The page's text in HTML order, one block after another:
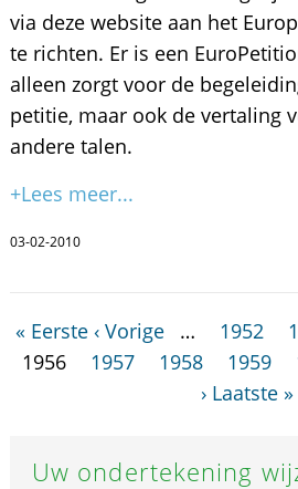
via deze website aan het
te richten. Er is een
alleen zorgt voor de
petitie, maar ook de vertaling
andere talen.
+Lees meer...
03-02-2010
« Eerste ‹ Vorige … 1952
1956
1957 1958 1959
› Laatste »
Uw ondertekening